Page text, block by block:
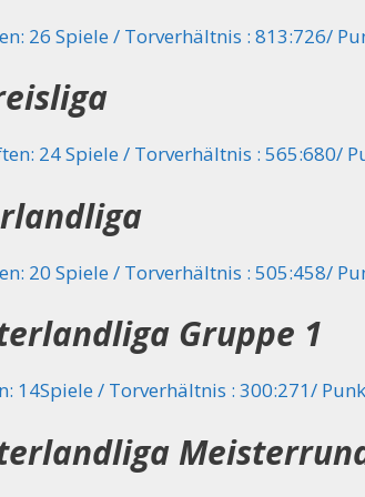
26 Spiele / Torverhältnis : 813:726/
24 Spiele / Torverhältnis : 565:680/
20 Spiele / Torverhältnis : 505:458/
Gruppe 1
14Spiele / Torverhältnis : 300:271/